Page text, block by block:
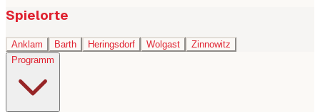
Spielorte
Anklam Barth Heringsdorf Wolgast
Zinnowitz
Programm